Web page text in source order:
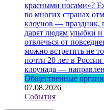
красными носами»?
во многих странах
клоунов — праздник,
дарят людям улыбки
отвлечься от
можно встретить не
почти 20 лет в России
клоунада —
Общественные
07.08.2026
События